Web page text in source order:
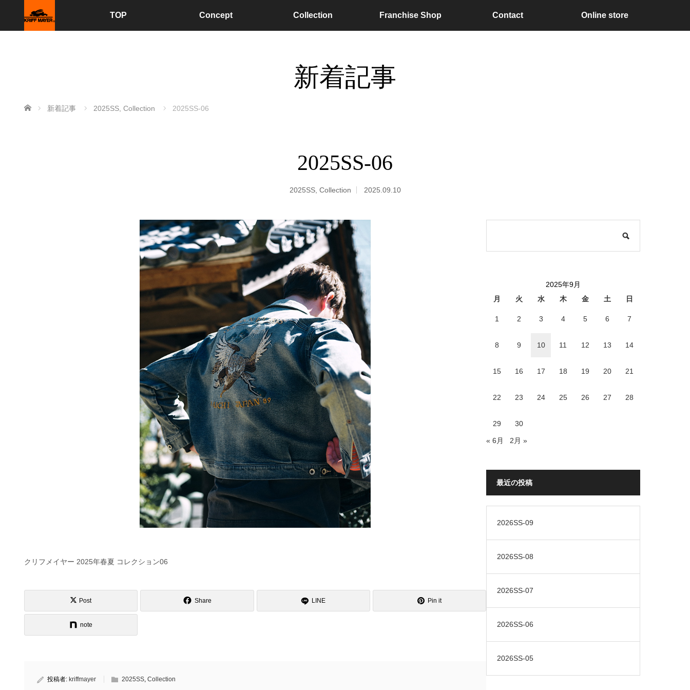
TOP Concept Collection Franchise Shop Contact Online store
新着記事
ホーム 新着記事 2025SS Collection 2025SS-06
2025SS-06
2025SS, Collection 2025.09.10
クリフメイヤー 2025年春夏 コレクション06
Post Share LINE Pin it
note
投稿者: kriffmayer 2025SS, Collection
2025年9月
月
火 水 木 金 土 日
1 2 3 4 5 6 7
8 9 10 11 12 13 14
15 16 17 18 19 20 21
22 23 24 25 26 27 28
29 30
« 6月 2月 »
最近の投稿
2026SS-09
2026SS-08
2026SS-07
2026SS-06
2026SS-05